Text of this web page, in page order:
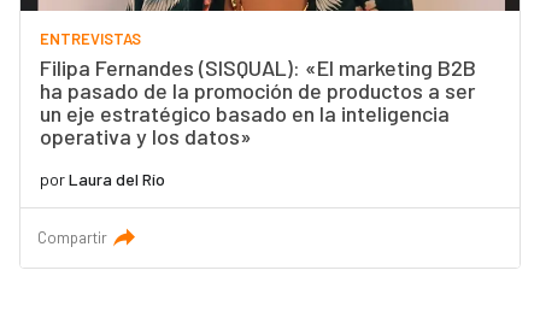
ENTREVISTAS
Filipa Fernandes (SISQUAL): «El marketing B2B
ha pasado de la promoción de productos a ser
un eje estratégico basado en la inteligencia
operativa y los datos»
porLaura del Río
Compartir